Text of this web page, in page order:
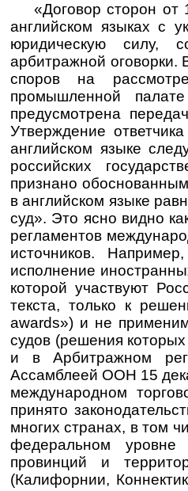
«Договор сторон от
английском языках с
юридическую силу,
арбитражной оговорки.
споров на
промышленной
предусмотрена
Утверждение
английском языке
российских
признано
в английском языке
суд». Это ясно видно
регламентов
источников.
исполнение
которой участвуют
текста, только к
awards») и не
судов (решения
и в Арбитражном
Ассамблеей ООН 15
международном
принято
многих странах, в том
федеральном уровне
провинций и
(Калифорнии,